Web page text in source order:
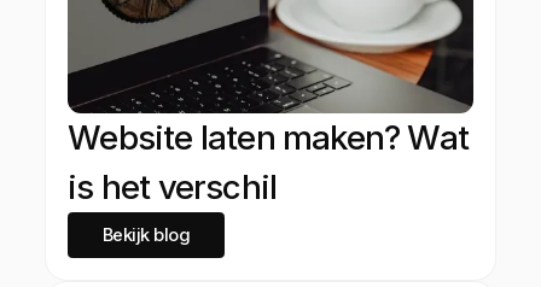
Website laten maken? Wat
is het verschil
Bekijk blog